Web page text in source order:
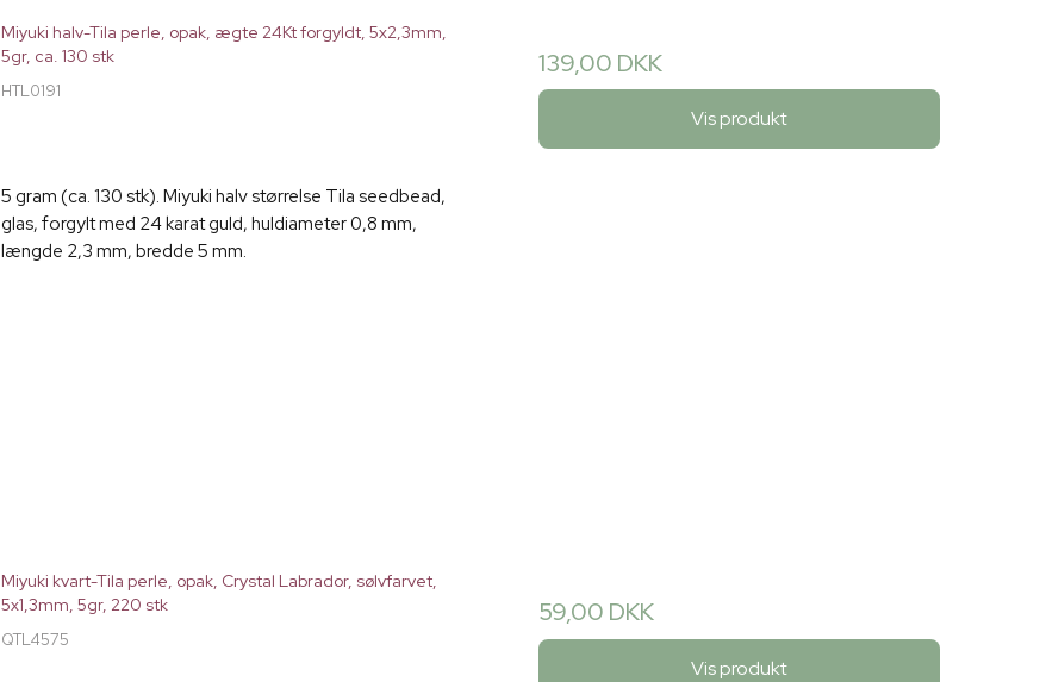
Miyuki halv-Tila perle, opak, ægte 24Kt forgyldt, 5x2,3mm,
5gr, ca. 130 stk
HTL0191
5 gram (ca. 130 stk). Miyuki halv størrelse Tila seedbead,
glas, forgylt med 24 karat guld, huldiameter 0,8 mm,
længde 2,3 mm, bredde 5 mm.
139,00 DKK
Vis produkt
Miyuki kvart-Tila perle, opak, Crystal Labrador, sølvfarvet,
5x1,3mm, 5gr, 220 stk
QTL4575
59,00 DKK
Vis produkt